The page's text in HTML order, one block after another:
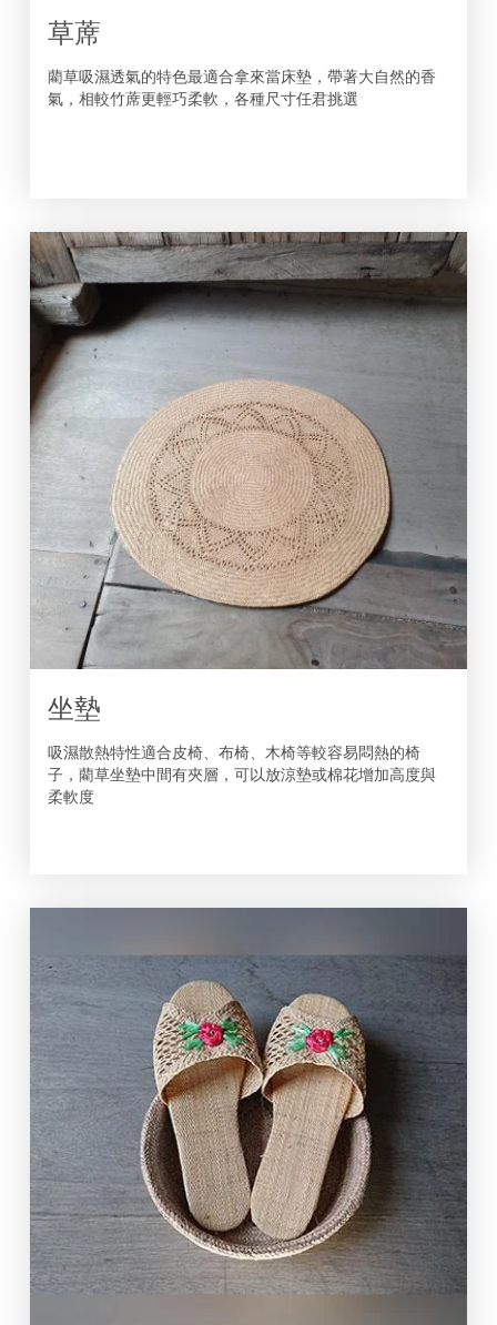
草蓆
藺草吸濕透氣的特色最適合拿來當床墊，帶著大自然的香
氣，相較竹蓆更輕巧柔軟，各種尺寸任君挑選
坐墊
吸濕散熱特性適合皮椅、布椅、木椅等較容易悶熱的椅
子，藺草坐墊中間有夾層，可以放涼墊或棉花增加高度與
柔軟度